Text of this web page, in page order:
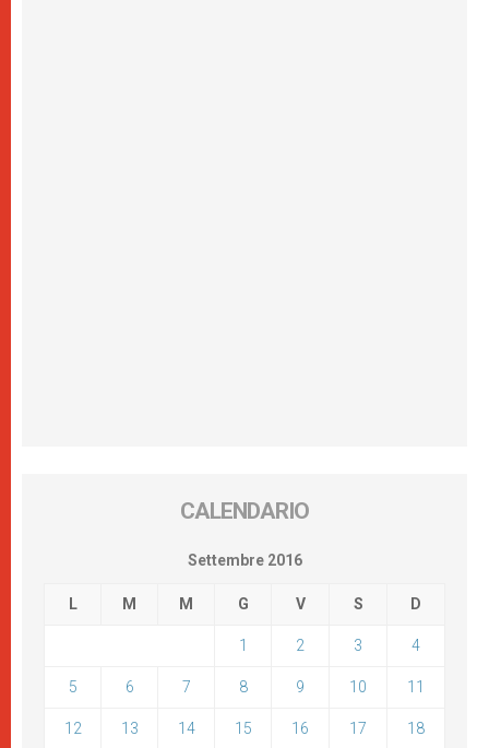
CALENDARIO
Settembre 2016
L M M G V S D
1 2 3 4
5 6 7 8 9 10 11
12 13 14 15 16 17 18